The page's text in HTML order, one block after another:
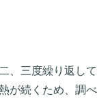
、三度繰り返して
が続くため、調べ